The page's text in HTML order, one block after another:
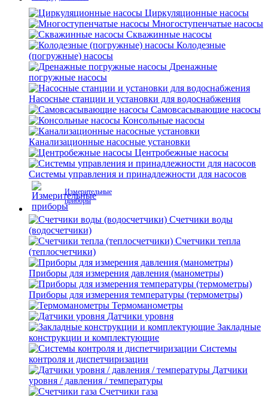
Циркуляционные насосы
Многоступенчатые насосы
Скважинные насосы
Колодезные
(погружные) насосы
Дренажные
погружные насосы
Насосные станции и установки для водоснабжения
Самовсасывающие насосы
Консольные насосы
Канализационные насосные установки
Центробежные насосы
Системы управления и принадлежности для насосов
Измерительные
приборы
Счетчики воды
(водосчетчики)
Счетчики тепла
(теплосчетчики)
Приборы для измерения давления (манометры)
Приборы для измерения температуры (термометры)
Термоманометры
Датчики уровня
Закладные
конструкции и комплектующие
Системы
контроля и диспетчиризации
Датчики
уровня / давления / температуры
Счетчики газа